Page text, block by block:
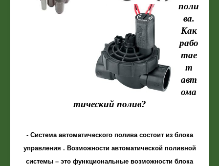
поли
ва.
Как
рабо
тае
т
авт
ома
тический полив?
- Система автоматического полива состоит из блока
управления . Возможности автоматической поливной
системы – это функциональные возможности блока